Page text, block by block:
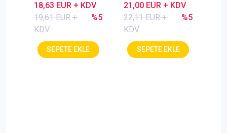
19,61 EUR +
KDV
%5
18,63 EUR + KDV
22,11 EUR +
KDV
%5
21,00 EUR + KDV